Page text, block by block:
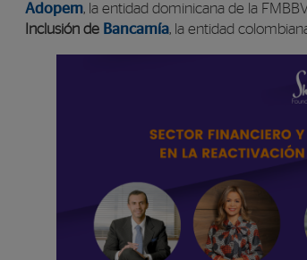
Adopem, la entidad dominicana de la
Inclusión de Bancamía, la entidad